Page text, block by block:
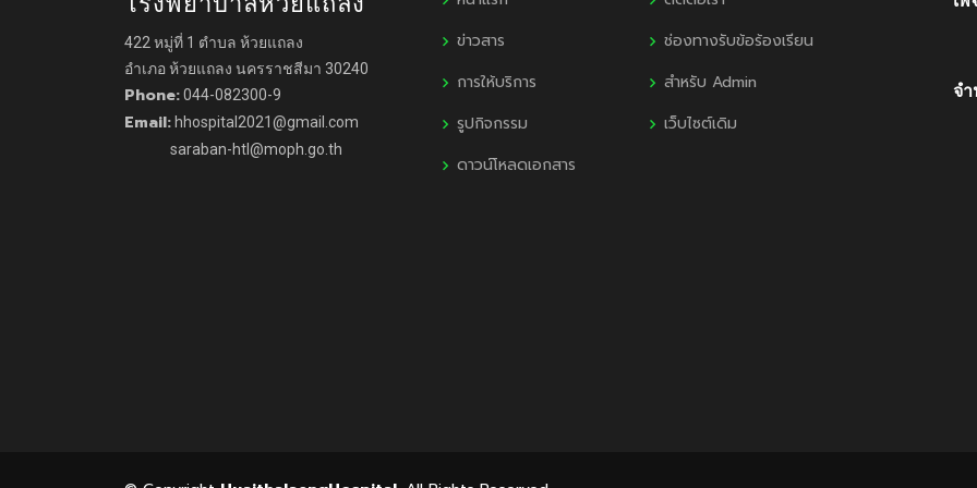
422 หมู่ที่ 1 ตำบล ห้วยแถลง
อำเภอ ห้วยแถลง นครราชสีมา 30240
Phone:044-082300-9
Email: hhospital2021@gmail.com
saraban-htl@moph.go.th
ข่าวสาร
การให้บริการ
รูปกิจกรรม
ดาวน์โหลดเอกสาร
ช่องทางรับข้อร้องเรียน
สำหรับ Admin
เว็บไซต์เดิม
จ